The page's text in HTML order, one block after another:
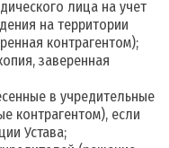
лица на учет
на территории
контрагентом);
заверенная
в учредительные
контрагентом), если
Устава;